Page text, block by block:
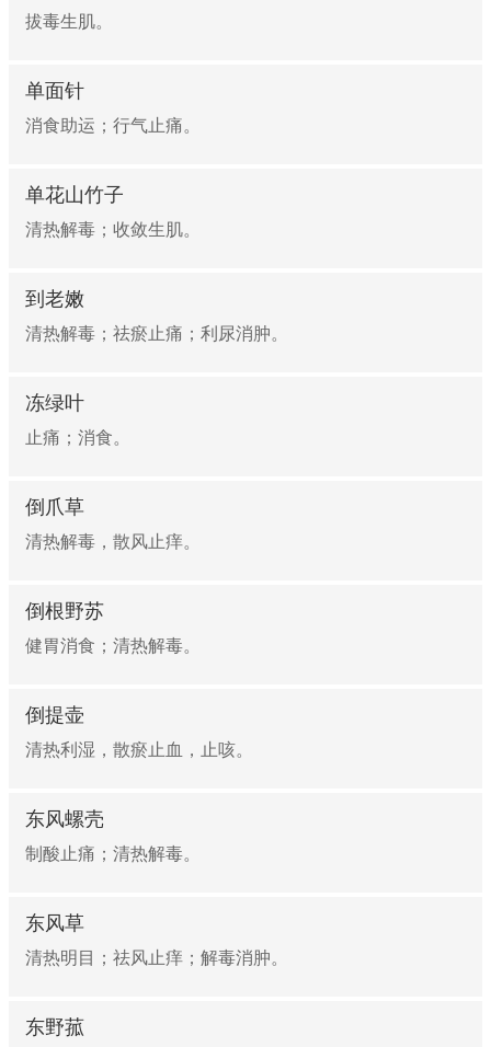
拔毒生肌。
单面针
消食助运；行气止痛。
单花山竹子
清热解毒；收敛生肌。
到老嫩
清热解毒；祛瘀止痛；利尿消肿。
冻绿叶
止痛；消食。
倒爪草
清热解毒，散风止痒。
倒根野苏
健胃消食；清热解毒。
倒提壶
清热利湿，散瘀止血，止咳。
东风螺壳
制酸止痛；清热解毒。
东风草
清热明目；祛风止痒；解毒消肿。
东野菰